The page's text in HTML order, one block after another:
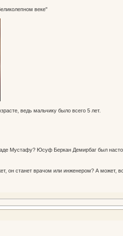
веке"
ведь мальчику было всего 5 лет.
Мустафу? Юсуф Беркан Демирбаг был
он станет врачом или инженером? А может,